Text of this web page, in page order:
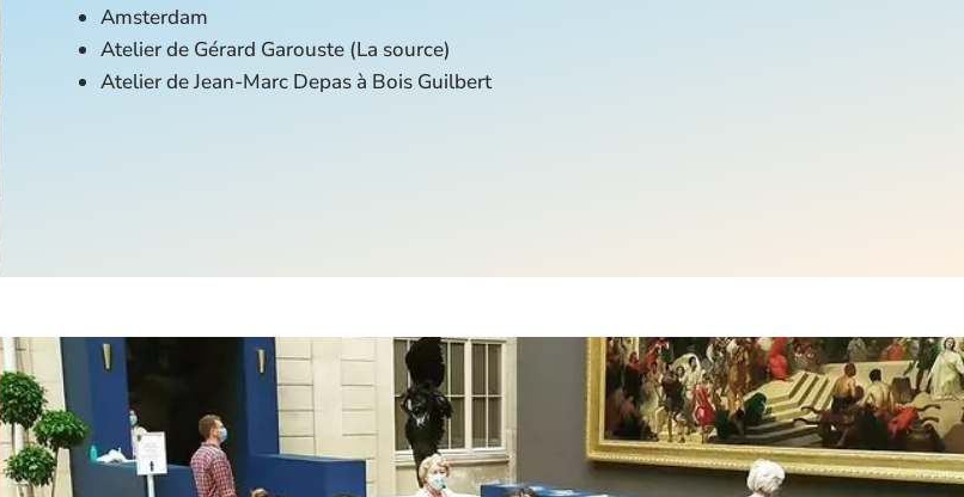
Amsterdam
Atelier de Gérard Garouste (La source)
Atelier de Jean-Marc Depas à Bois Guilbert